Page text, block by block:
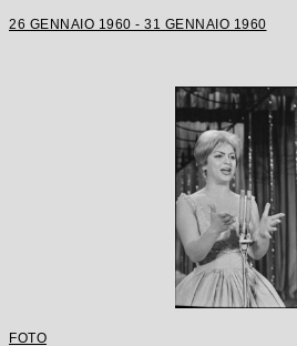
26 GENNAIO 1960 - 31 GENNAIO 1960
FOTO